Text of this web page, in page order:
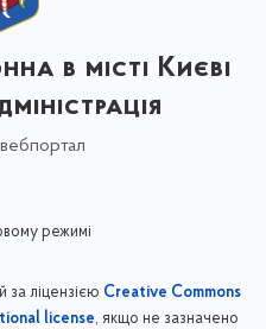
в місті Києві
режимі
за ліцензією Creative Commons
license, якщо не зазначено